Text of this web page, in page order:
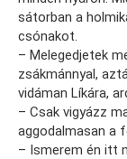
sátorban a
csónakot.
– Melegedjetek
zsákmánnyal,
vidáman Líkára,
– Csak vigyázz
aggodalmasan a
– Ismerem én itt